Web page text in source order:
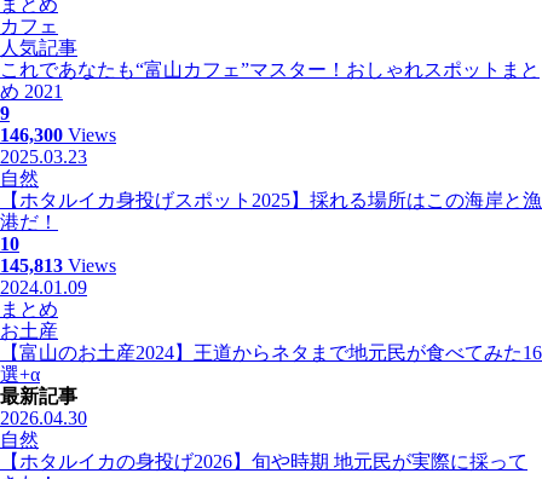
まとめ
カフェ
人気記事
これであなたも“富山カフェ”マスター！おしゃれスポットまと
め 2021
9
146,300 Views
2025.03.23
自然
【ホタルイカ身投げスポット2025】採れる場所はこの海岸と漁
港だ！
10
145,813 Views
2024.01.09
まとめ
お土産
【富山のお土産2024】王道からネタまで地元民が食べてみた16
選+α
最新記事
2026.04.30
自然
【ホタルイカの身投げ2026】旬や時期 地元民が実際に採って